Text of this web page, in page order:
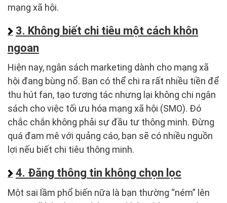
mạng xã hội.
3. Không biết chi tiêu một cách khôn
ngoan
Hiện nay, ngân sách marketing dành cho mạng xã
hội đang bùng nổ. Bạn có thể chi ra rất nhiều tiền để
thu hút fan, tạo tương tác nhưng lại không chi ngân
sách cho việc tối ưu hóa mạng xã hội (SMO). Đó
chắc chắn không phải sự đầu tư thông minh. Đừng
quá đam mê với quảng cáo, bạn sẽ có nhiều nguồn
lợi nếu biết chi tiêu thông minh.
4. Đăng thông tin không chọn lọc
Một sai lầm phổ biến nữa là bạn thường “ném” lên